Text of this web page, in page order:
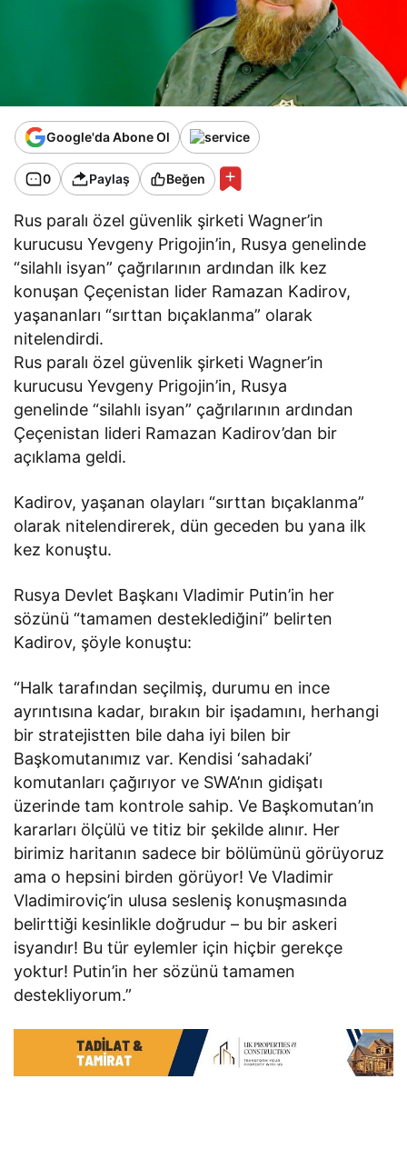
Google'da Abone Ol
0 Paylaş Beğen
Rus paralı özel güvenlik şirketi Wagner’in
kurucusu Yevgeny Prigojin’in, Rusya genelinde
“silahlı isyan” çağrılarının ardından ilk kez
konuşan Çeçenistan lider Ramazan Kadirov,
yaşananları “sırttan bıçaklanma” olarak
nitelendirdi.
Rus paralı özel güvenlik şirketi Wagner’in
kurucusu Yevgeny Prigojin’in, Rusya
genelinde “silahlı isyan” çağrılarının ardından
Çeçenistan lideri Ramazan Kadirov’dan bir
açıklama geldi.
Kadirov, yaşanan olayları “sırttan bıçaklanma”
olarak nitelendirerek, dün geceden bu yana ilk
kez konuştu.
Rusya Devlet Başkanı Vladimir Putin’in her
sözünü “tamamen desteklediğini” belirten
Kadirov, şöyle konuştu:
“Halk tarafından seçilmiş, durumu en ince
ayrıntısına kadar, bırakın bir işadamını, herhangi
bir stratejistten bile daha iyi bilen bir
Başkomutanımız var. Kendisi ‘sahadaki’
komutanları çağırıyor ve SWA’nın gidişatı
üzerinde tam kontrole sahip. Ve Başkomutan’ın
kararları ölçülü ve titiz bir şekilde alınır. Her
birimiz haritanın sadece bir bölümünü görüyoruz
ama o hepsini birden görüyor! Ve Vladimir
Vladimiroviç’in ulusa sesleniş konuşmasında
belirttiği kesinlikle doğrudur – bu bir askeri
isyandır! Bu tür eylemler için hiçbir gerekçe
yoktur! Putin’in her sözünü tamamen
destekliyorum.”